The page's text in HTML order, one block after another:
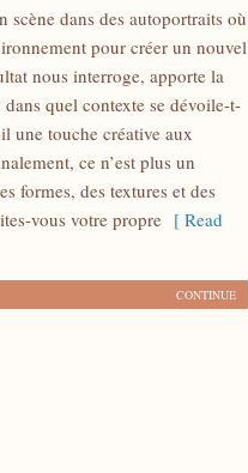
scène dans des autoportraits où
pour créer un nouvel
nous interroge, apporte la
quel contexte se dévoile-t-
une touche créative aux
ce n’est plus un
formes, des textures et des
vous votre propre [ Read
CONTINUE